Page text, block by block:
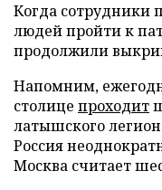
Когда сотрудники
людей пройти к
продолжили
Напомним,
столице проходит
латышского
Россия
Москва считает